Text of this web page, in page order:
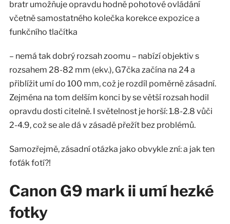
bratr umožňuje opravdu hodně pohotové ovládání
včetně samostatného kolečka korekce expozice a
funkčního tlačítka
– nemá tak dobrý rozsah zoomu – nabízí objektiv s
rozsahem 28-82 mm (ekv.), G7čka začína na 24 a
přiblížit umí do 100 mm, což je rozdíl poměrně zásadní.
Zejména na tom delším konci by se větší rozsah hodil
opravdu dosti citelně. I světelnost je horší: 1.8-2.8 vůči
2-4.9, což se ale dá v zásadě přežít bez problémů.
Samozřejmě, zásadní otázka jako obvykle zní: a jak ten
foťák fotí?!
Canon G9 mark ii umí hezké
fotky